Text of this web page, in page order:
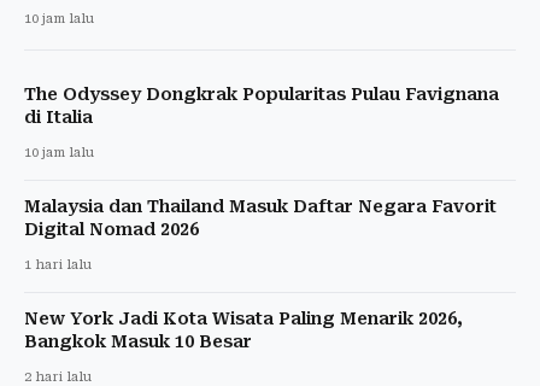
10 jam lalu
The Odyssey Dongkrak Popularitas Pulau Favignana
di Italia
10 jam lalu
Malaysia dan Thailand Masuk Daftar Negara Favorit
Digital Nomad 2026
1 hari lalu
New York Jadi Kota Wisata Paling Menarik 2026,
Bangkok Masuk 10 Besar
2 hari lalu